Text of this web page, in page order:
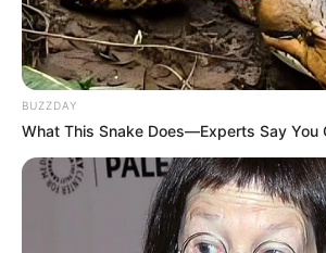
BUZZDAY
What This Snake Does—Experts Say You